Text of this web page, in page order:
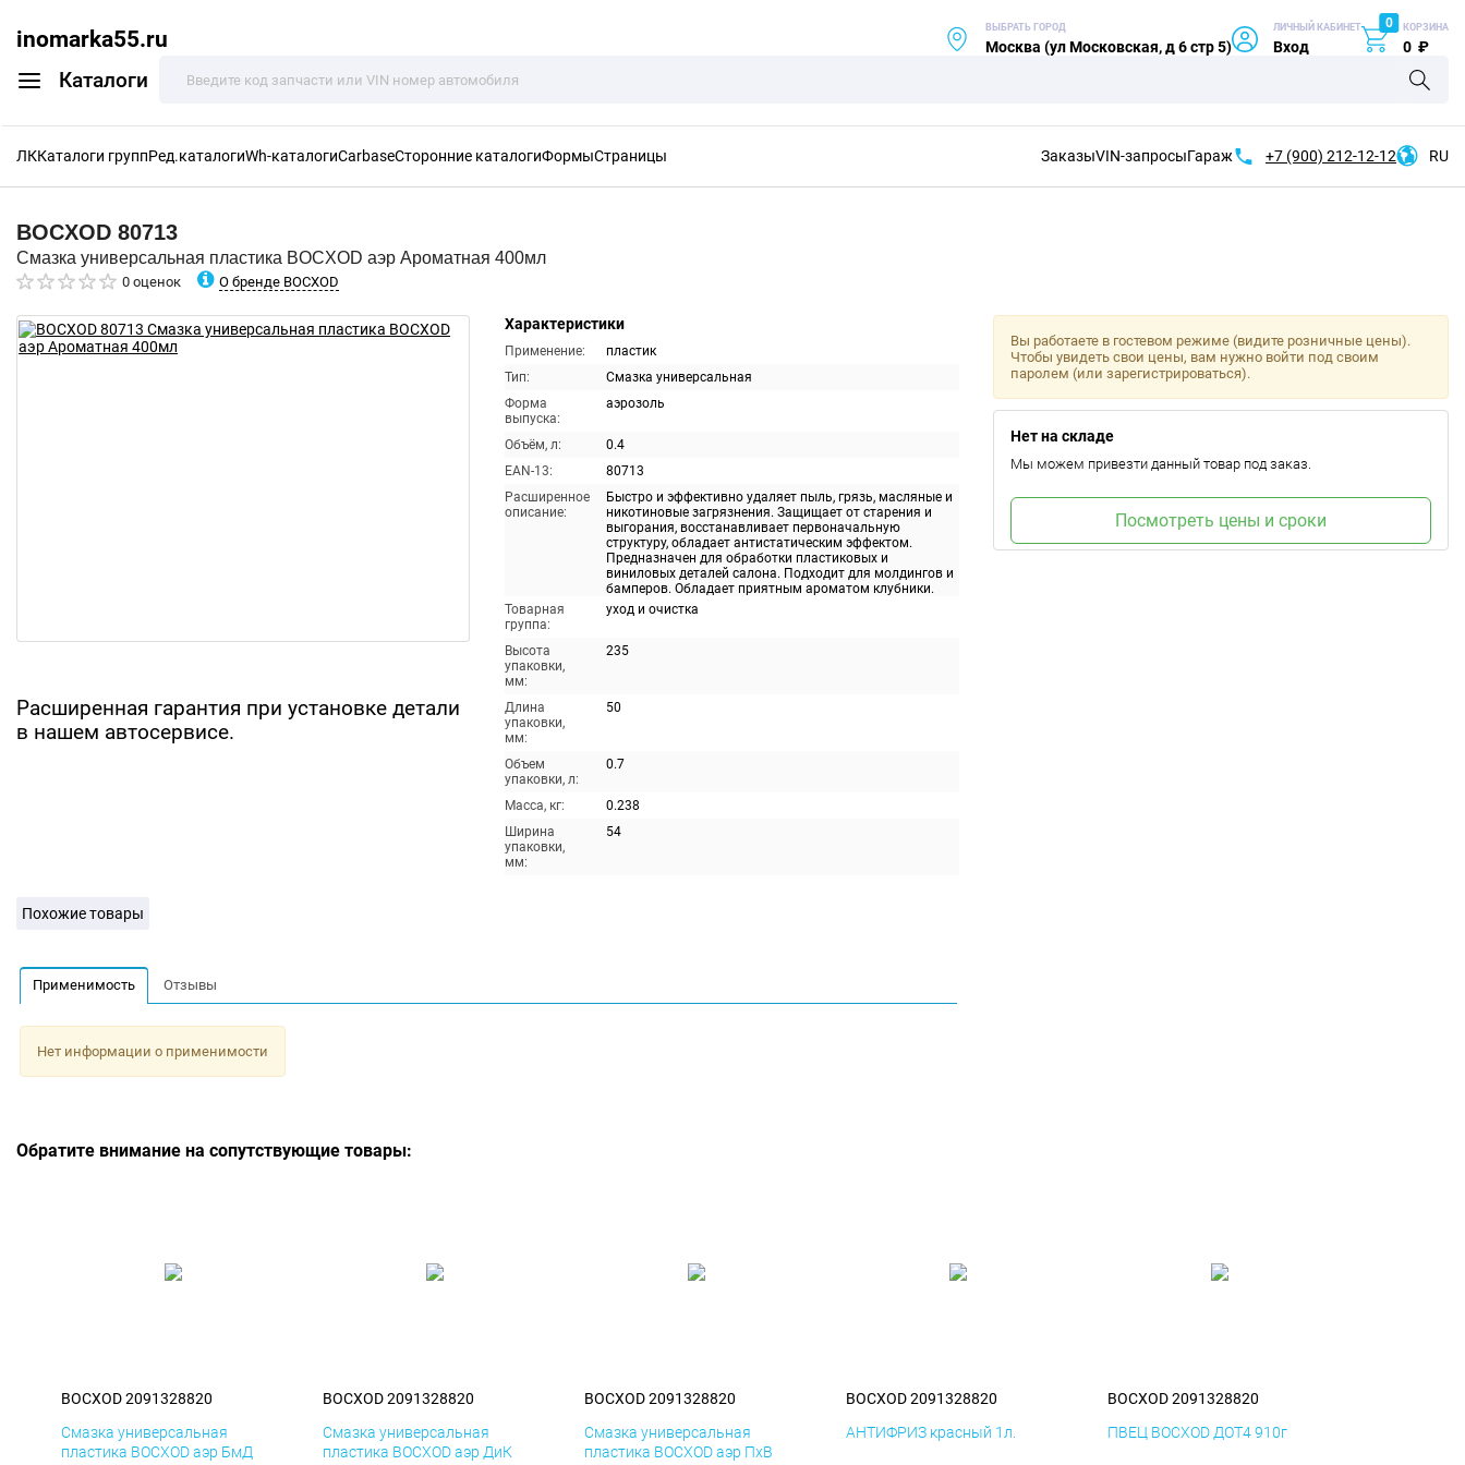
inomarka55.ru
Каталоги
ВЫБРАТЬ ГОРОД
Москва (ул Московская, д 6 стр 5)
ЛИЧНЫЙ КАБИНЕТ
Вход
0 КОРЗИНА
0 ₽
ЛККаталоги группРед.каталогиWh-каталогиCarbaseСторонние каталогиФормыСтраницы ЗаказыVIN-запросыГараж +7 (900) 212-12-12 RU
BOCXOD 80713
Смазка универсальная пластика BOCXOD аэр Ароматная 400мл
0 оценок О бренде BOCXOD
Расширенная гарантия при установке детали
в нашем автосервисе.
Характеристики
Применение:
пластик
Тип:
Смазка универсальная
Форма
выпуска:
аэрозоль
Объём, л:
0.4
EAN-13:
80713
Расширенное
описание:
Быстро и эффективно удаляет пыль, грязь, масляные и
никотиновые загрязнения. Защищает от старения и
выгорания, восстанавливает первоначальную
структуру, обладает антистатическим эффектом.
Предназначен для обработки пластиковых и
виниловых деталей салона. Подходит для молдингов и
бамперов. Обладает приятным ароматом клубники.
Товарная
группа:
уход и очистка
Высота
упаковки,
мм:
235
Длина
упаковки,
мм:
50
Объем
упаковки, л:
0.7
Масса, кг:
0.238
Ширина
упаковки,
мм:
54
Вы работаете в гостевом режиме (видите розничные цены).
Чтобы увидеть свои цены, вам нужно войти под своим
паролем (или зарегистрироваться).
Нет на складе
Мы можем привезти данный товар под заказ.
Посмотреть цены и сроки
Похожие товары
Применимость Отзывы
Нет информации о применимости
Обратите внимание на сопутствующие товары:
BOCXOD 2091328820
Смазка универсальная
пластика BOCXOD аэр БмД
BOCXOD 2091328820
Смазка универсальная
пластика BOCXOD аэр ДиК
BOCXOD 2091328820
Смазка универсальная
пластика BOCXOD аэр ПхВ
BOCXOD 2091328820
АНТИФРИЗ красный 1л.
BOCXOD 2091328820
ПВЕЦ BOCXOD ДОТ4 910г